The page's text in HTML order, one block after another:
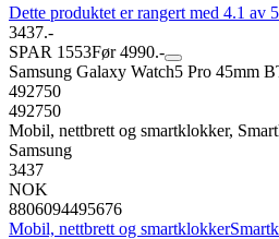
Dette produktet er rangert med 4.1 av
3437.-
SPAR 1553Før 4990.-
Samsung Galaxy Watch5 Pro 45mm
492750
492750
Mobil, nettbrett og smartklokker,
Samsung
3437
NOK
8806094495676
Mobil, nettbrett og smartklokker